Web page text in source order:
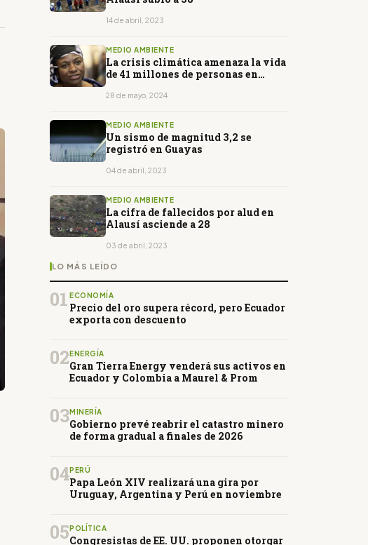
14 de abril, 2023
MEDIO AMBIENTE
La crisis climática amenaza la vida
de 41 millones de personas en
28 de mayo, 2024
MEDIO AMBIENTE
Un sismo de magnitud 3,2 se
registró en Guayas
04 de abril, 2023
MEDIO AMBIENTE
La cifra de fallecidos por alud en
Alausí asciende a 28
03 de abril, 2023
LO MÁS LEÍDO
01 ECONOMÍA
Precio del oro supera récord, pero Ecuador
exporta con descuento
02 ENERGÍA
Gran Tierra Energy venderá sus activos en
Ecuador y Colombia a Maurel & Prom
03MINERÍA
Gobierno prevé reabrir el catastro minero
de forma gradual a finales de 2026
04PERÚ
Papa León XIV realizará una gira por
Uruguay, Argentina y Perú en noviembre
05 POLÍTICA
Congresistas de EE. UU. proponen otorgar